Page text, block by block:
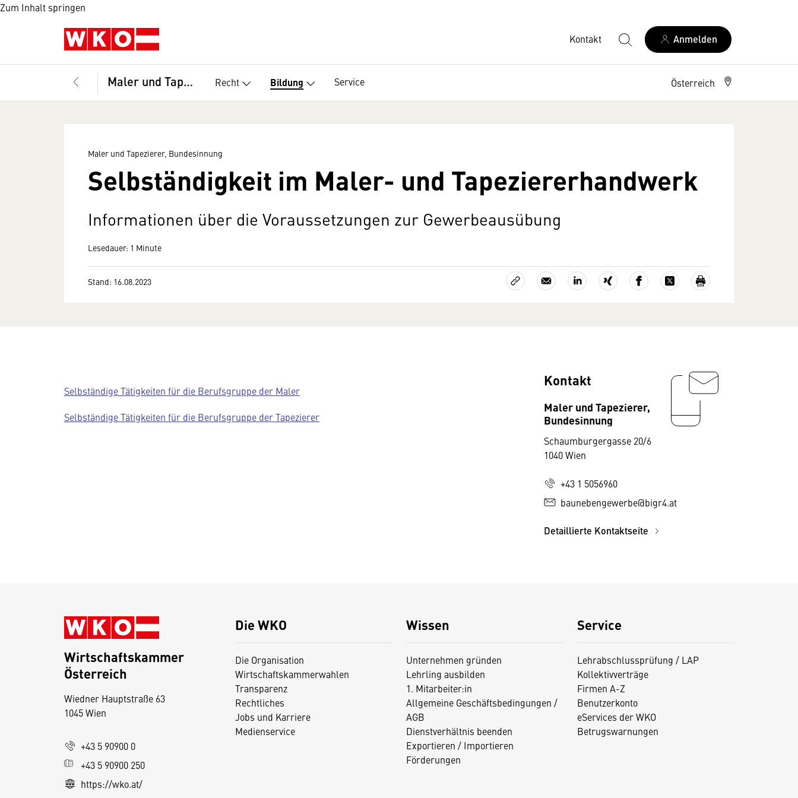
Zum Inhalt springen
Kontakt Anmelden
Maler und Tapezierer, Bundesinnung Recht Bildung Service Österreich
Maler und Tapezierer, Bundesinnung
Selbständigkeit im Maler- und Tapeziererhandwerk
Informationen über die Voraussetzungen zur Gewerbeausübung
Lesedauer: 1 Minute
Stand: 16.08.2023
Selbständige Tätigkeiten für die Berufsgruppe der Maler
Selbständige Tätigkeiten für die Berufsgruppe der Tapezierer
Kontakt
Maler und Tapezierer,
Bundesinnung
Schaumburgergasse 20/6
1040 Wien
+43 1 5056960
baunebengewerbe@bigr4.at
Detaillierte Kontaktseite
Die WKO
Die Organisation
Wirtschaftskammerwahlen
Transparenz
Rechtliches
Jobs und Karriere
Medienservice
Wissen
Unternehmen gründen
Lehrling ausbilden
1. Mitarbeiter:in
Allgemeine Geschäftsbedingungen /
AGB
Dienstverhältnis beenden
Exportieren / Importieren
Förderungen
Service
Lehrabschlussprüfung / LAP
Kollektivverträge
Firmen A-Z
Benutzerkonto
eServices der WKO
Betrugswarnungen
Wirtschaftskammer
Österreich
Wiedner Hauptstraße 63
1045 Wien
+43 5 90900 0
+43 5 90900 250
https://wko.at/